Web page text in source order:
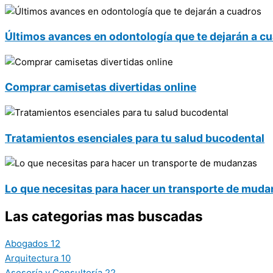
Últimos avances en odontología que te dejarán a
Comprar camisetas divertidas online
Tratamientos esenciales para tu salud bucodental
Lo que necesitas para hacer un transporte de
Las categorias mas buscadas
Abogados 12
Arquitectura 10